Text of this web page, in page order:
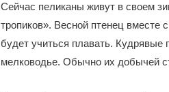
Сейчас пеликаны живут в своем
тропиков». Весной птенец вместе
будет учиться плавать.
мелководье. Обычно их добычей